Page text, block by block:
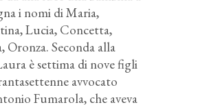
i nomi di Maria,
Lucia, Concetta,
Oronza. Seconda alla
è settima di nove figli
avvocato
Fumarola, che aveva